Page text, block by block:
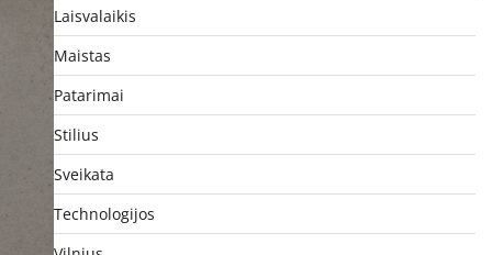
Laisvalaikis
Maistas
Patarimai
Stilius
Sveikata
Technologijos